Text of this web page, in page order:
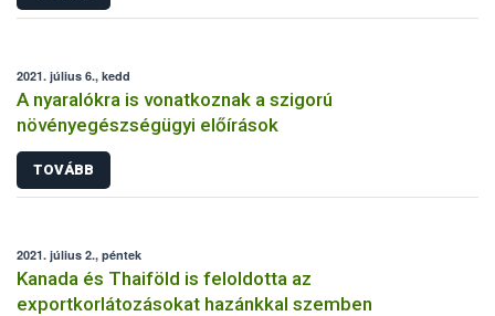
2021. július 6., kedd
A nyaralókra is vonatkoznak a szigorú
növényegészségügyi előírások
TOVÁBB
2021. július 2., péntek
Kanada és Thaiföld is feloldotta az
exportkorlátozásokat hazánkkal szemben